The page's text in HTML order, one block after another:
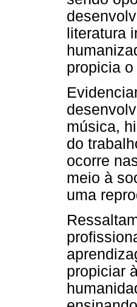
literatura
propicia
música,
do
ocorre
meio à
uma
propiciar